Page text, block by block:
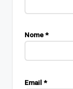
Nome*
Email *